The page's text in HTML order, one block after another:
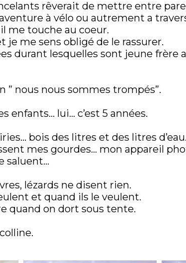
rêverait de mettre entre
à vélo ou autrement a
me touche au coeur.
me sens obligé de le rassurer.
durant lesquelles sont jeune frère
” nous nous sommes trompés”.
enfants… lui… c’est 5 années.
bois des litres et des litres
mes gourdes… mon appareil
saluent…
lézards ne disent rien.
et quand ils le veulent.
quand on dort sous tente.